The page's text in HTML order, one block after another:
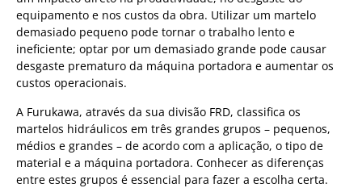
equipamento e nos custos da obra. Utilizar um martelo
demasiado pequeno pode tornar o trabalho lento e
ineficiente; optar por um demasiado grande pode causar
desgaste prematuro da máquina portadora e aumentar os
custos operacionais.
A Furukawa, através da sua divisão FRD, classifica os
martelos hidráulicos em três grandes grupos – pequenos,
médios e grandes – de acordo com a aplicação, o tipo de
material e a máquina portadora. Conhecer as diferenças
entre estes grupos é essencial para fazer a escolha certa.